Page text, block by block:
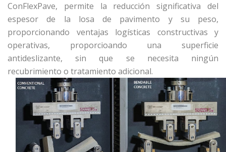
ConFlexPave, permite la reducción significativa del
espesor de la losa de pavimento y su peso,
proporcionando ventajas logísticas constructivas y
operativas, proporcioando una superficie
antideslizante, sin que se necesita ningún
recubrimiento o tratamiento adicional.